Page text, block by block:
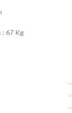
: 67 Kg